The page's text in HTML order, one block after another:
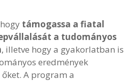
támogassa a fiatal
a tudományos
, illetve hogy a gyakorlatban is
eredmények
A program a